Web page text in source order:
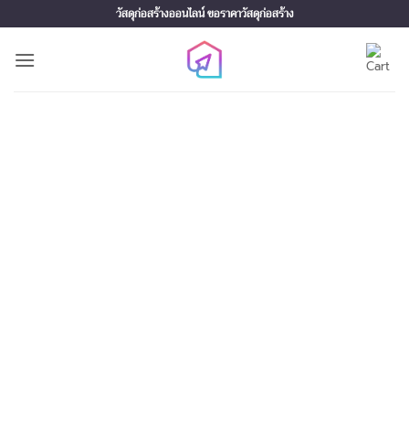
to
content
วัสดุก่อสร้างออนไลน์ ขอราคาวัสดุก่อสร้าง